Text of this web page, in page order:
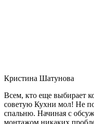
Кристина Шатунова
Всем, кто еще выбирает
советую Кухни мол! Не
спальню. Начиная с
монтажом никаких